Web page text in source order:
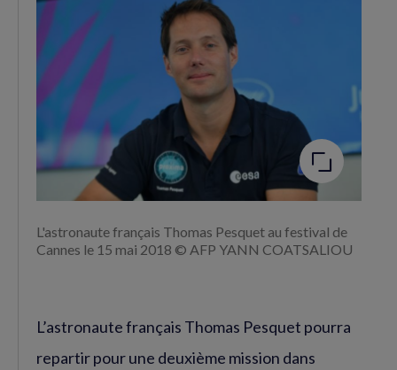
(nouvelle
fenêtre)
(nouvelle
fenêtre)
Agrandir
l'image
L'astronaute français Thomas Pesquet au festival de
Cannes le 15 mai 2018 © AFP YANN COATSALIOU
L’astronaute français Thomas Pesquet pourra
repartir pour une deuxième mission dans